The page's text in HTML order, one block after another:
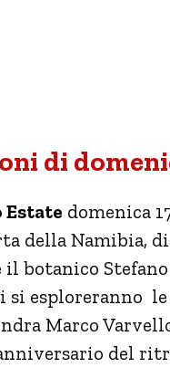
di
domenica
della Namibia,
botanico
si esploreranno
Marco
del